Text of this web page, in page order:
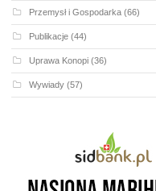
Przemysł i Gospodarka (66)
Publikacje (44)
Uprawa Konopi (36)
Wywiady (57)